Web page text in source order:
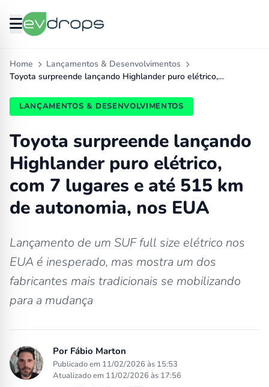
Home
Lançamentos & Desenvolvimentos
Toyota surpreende lançando Highlander puro elétrico,…
LANÇAMENTOS & DESENVOLVIMENTOS
Toyota surpreende lançando
Highlander puro elétrico,
com 7 lugares e até 515 km
de autonomia, nos EUA
Lançamento de um SUF full size elétrico nos
EUA é inesperado, mas mostra um dos
fabricantes mais tradicionais se mobilizando
para a mudança
Por Fábio Marton
Publicado em 11/02/2026 às 15:53
Atualizado em 11/02/2026 às 17:56